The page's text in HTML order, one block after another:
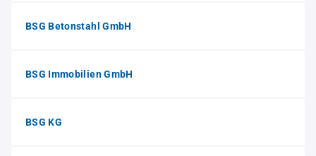
BSG Betonstahl GmbH
BSG Immobilien GmbH
BSG KG